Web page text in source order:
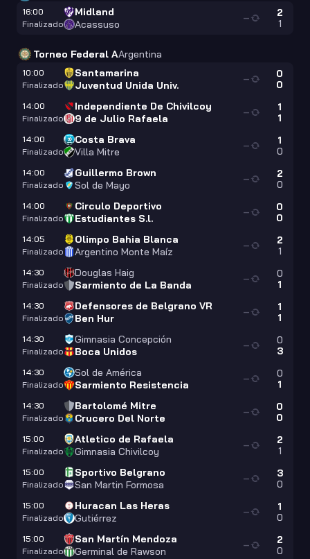
16:00
Finalizado
Midland
Acassuso
2
1
—
Torneo Federal AArgentina
10:00
Finalizado
Santamarina
Juventud Unida Univ.
0
0
—
14:00
Finalizado
Independiente De Chivilcoy
9 de Julio Rafaela
1
1
—
14:00
Finalizado
Costa Brava
Villa Mitre
1
0
—
14:00
Finalizado
Guillermo Brown
Sol de Mayo
2
0
—
14:00
Finalizado
Circulo Deportivo
Estudiantes S.l.
0
0
—
14:05
Finalizado
Olimpo Bahia Blanca
Argentino Monte Maíz
2
1
—
14:30
Finalizado
Douglas Haig
Sarmiento de La Banda
0
1
—
14:30
Finalizado
Defensores de Belgrano VR
Ben Hur
1
1
—
14:30
Finalizado
Gimnasia Concepción
Boca Unidos
0
3
—
14:30
Finalizado
Sol de América
Sarmiento Resistencia
0
1
—
14:30
Finalizado
Bartolomé Mitre
Crucero Del Norte
0
0
—
15:00
Finalizado
Atletico de Rafaela
Gimnasia Chivilcoy
2
1
—
15:00
Finalizado
Sportivo Belgrano
San Martin Formosa
3
0
—
15:00
Finalizado
Huracan Las Heras
Gutiérrez
1
0
—
15:00
Finalizado
San Martín Mendoza
Germinal de Rawson
2
0
—